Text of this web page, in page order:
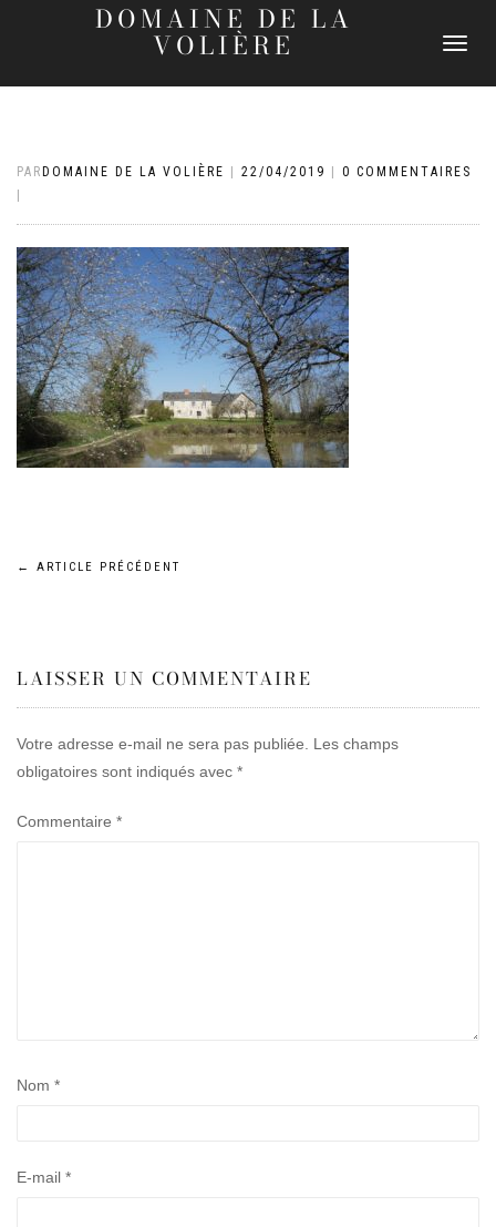
DOMAINE DE LA
VOLIÈRE
DÉPLIER
PAR DOMAINE DE LA VOLIÈRE 22/04/2019
0 COMMENTAIRES
Navigation
l’article
← ARTICLE PRÉCÉDENT
LAISSER UN COMMENTAIRE
Votre adresse e-mail ne sera pas publiée.
Les champs
obligatoires sont indiqués avec *
Commentaire *
Nom *
E-mail *